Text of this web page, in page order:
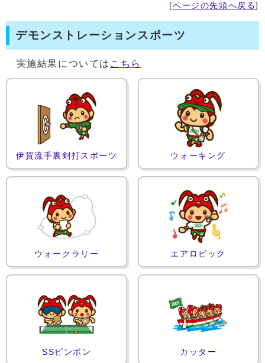
[ページの先頭へ戻る]
デモンストレーションスポーツ
実施結果については こちら
伊賀流手裏剣打スポーツ ウォーキング
ウォークラリー エアロビック
SSピンポン カッター